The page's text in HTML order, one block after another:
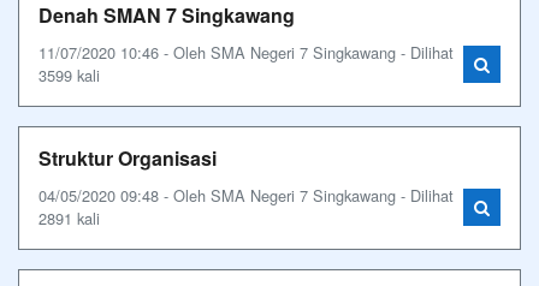
Denah SMAN 7 Singkawang
11/07/2020 10:46 - Oleh SMA Negeri 7 Singkawang - Dilihat
3599 kali
Struktur Organisasi
04/05/2020 09:48 - Oleh SMA Negeri 7 Singkawang - Dilihat
2891 kali